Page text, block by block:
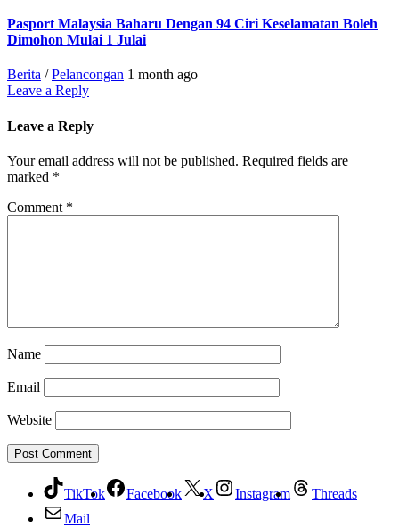
Pasport Malaysia Baharu Dengan 94 Ciri Keselamatan Boleh
Dimohon Mulai 1 Julai
Berita /Pelancongan 1 month ago
Leave a Reply
Leave a Reply
Your email address will not be published. Required fields are
marked *
Comment *
Name
Email
Website
TikTok Facebook X Instagram
Threads
Mail